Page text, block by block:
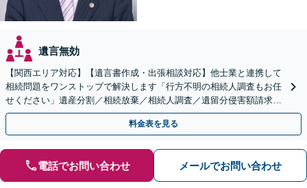
遺言無効
【関西エリア対応】【遺言書作成・出張相談対応】他士業と連携して
相続問題をワンストップで解決します「行方不明の相続人調査もお任
せください」遺産分割／相続放棄／相続人調査／遺留分侵害額請求／
登記など【休日・夜間面談可】【分割払い対応】
料金表を見る
電話でお問い合わせ メールでお問い合わせ